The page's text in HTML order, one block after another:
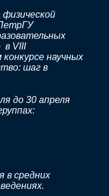
в VIII
научных
шаг в
до 30 апреля
в средних